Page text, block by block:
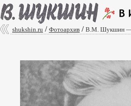
shukshin.ru / Фотоархив / В.М. Шукшин —